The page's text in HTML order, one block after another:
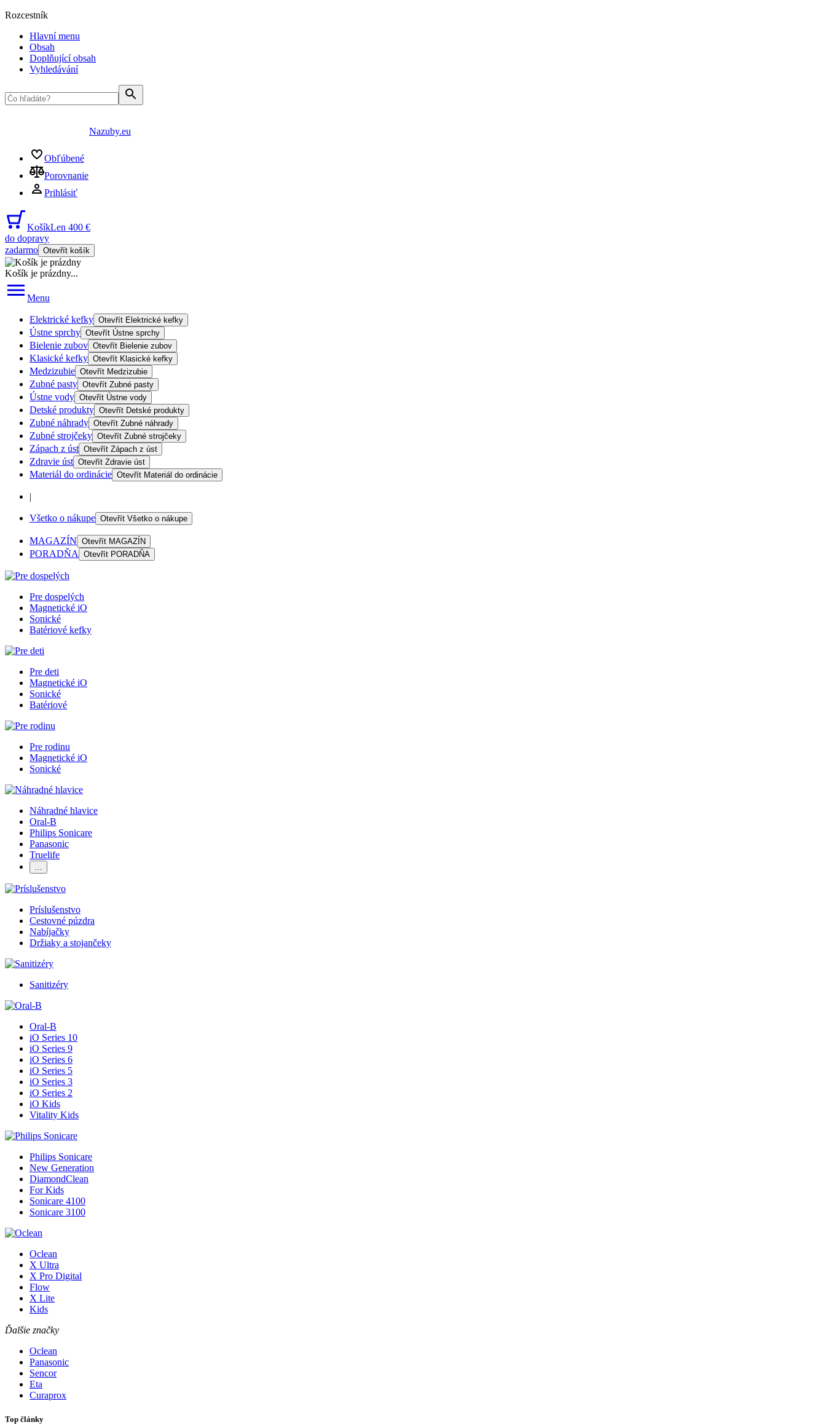
Rozcestník
Hlavní menu
Obsah
Doplňující obsah
Vyhledávání
Nazuby.eu
Obľúbené
Porovnanie
Prihlásiť
KošíkLen 400 €
do dopravy
zadarmo Otevřít košík
Košík je prázdny...
Menu
Elektrické kefky Otevřít Elektrické kefky
Ústne sprchy Otevřít Ústne sprchy
Bielenie zubov Otevřít Bielenie zubov
Klasické kefky Otevřít Klasické kefky
Medzizubie Otevřít Medzizubie
Zubné pasty Otevřít Zubné pasty
Ústne vody Otevřít Ústne vody
Detské produkty Otevřít Detské produkty
Zubné náhrady Otevřít Zubné náhrady
Zubné strojčeky Otevřít Zubné strojčeky
Zápach z úst Otevřít Zápach z úst
Zdravie úst Otevřít Zdravie úst
Materiál do ordinácie Otevřít Materiál do ordinácie
|
Všetko o nákupe Otevřít Všetko o nákupe
MAGAZÍN Otevřít MAGAZÍN
PORADŇA Otevřít PORADŇA
Pre dospelých
Magnetické iO
Sonické
Batériové kefky
Pre deti
Magnetické iO
Sonické
Batériové
Pre rodinu
Magnetické iO
Sonické
Náhradné hlavice
Oral-B
Philips Sonicare
Panasonic
Truelife
…
Príslušenstvo
Cestovné púzdra
Nabíjačky
Držiaky a stojančeky
Sanitizéry
Oral-B
iO Series 10
iO Series 9
iO Series 6
iO Series 5
iO Series 3
iO Series 2
iO Kids
Vitality Kids
Philips Sonicare
New Generation
DiamondClean
For Kids
Sonicare 4100
Sonicare 3100
Oclean
X Ultra
X Pro Digital
Flow
X Lite
Kids
Ďalšie značky
Oclean
Panasonic
Sencor
Eta
Curaprox
Top články